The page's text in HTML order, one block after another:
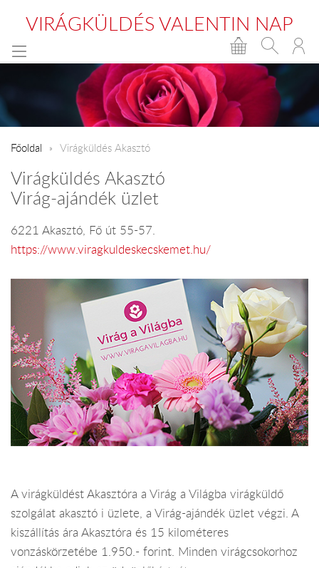
VIRÁGKÜLDÉS VALENTIN NAP
Főoldal Virágküldés Akasztó
Virágküldés Akasztó
Virág-ajándék üzlet
6221 Akasztó, Fő út 55-57.
https://www.viragkuldeskecskemet.hu/
A virágküldést Akasztóra a Virág a Világba virágküldő
szolgálat akasztó i üzlete, a Virág-ajándék üzlet végzi. A
kiszállítás ára Akasztóra és 15 kilométeres
vonzáskörzetébe 1.950.- forint. Minden virágcsokorhoz